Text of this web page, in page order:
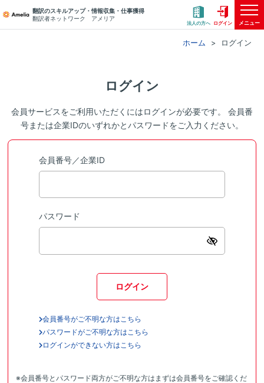
翻訳のスキルアップ・情報収集・仕事獲得
翻訳者ネットワーク アメリア
法人の方へ ログイン メニュー
ホーム ログイン
ログイン
会員サービスをご利用いただくにはログインが必要です。 会員番
号または企業IDのいずれかとパスワードをご入力ください。
会員番号／企業ID
パスワード
ログイン
会員番号がご不明な方はこちら
パスワードがご不明な方はこちら
ログインができない方はこちら
※会員番号とパスワード両方がご不明な方はまずは会員番号をご確認くだ